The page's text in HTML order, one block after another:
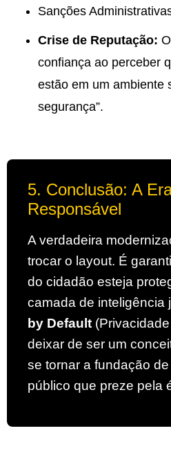
Sanções
Crise de Reputação:
confiança ao perceber
estão em um ambiente
segurança”.
5. Conclusão: A
Responsável
A verdadeira
trocar o layout. É
do cidadão esteja
camada de inteligência
by Default
deixar de ser um
se tornar a fundação
público que preze pela